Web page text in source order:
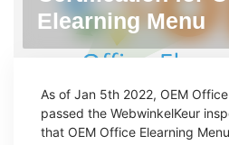
Elearning Menu
As of Jan 5th 2022, OEM
passed the WebwinkelKeur
that OEM Office Elearning